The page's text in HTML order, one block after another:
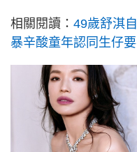
相關閱讀： 49歲舒淇
暴辛酸童年認同生仔